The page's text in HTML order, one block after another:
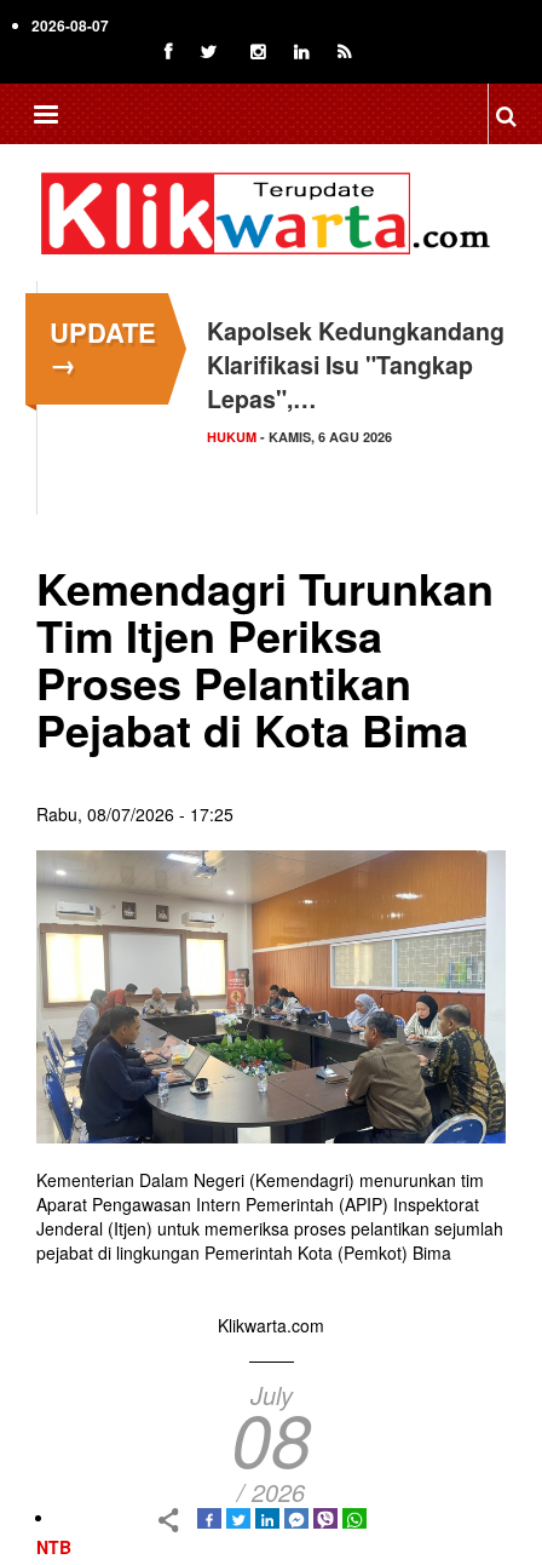
to
content
2026-08-07
UPDATE
→
Kapolsek Kedungkandang
Klarifikasi Isu "Tangkap
Lepas",…
HUKUM - KAMIS, 6 AGU 2026
Kemendagri Turunkan
Tim Itjen Periksa
Proses Pelantikan
Pejabat di Kota Bima
Rabu, 08/07/2026 - 17:25
Kementerian Dalam Negeri (Kemendagri) menurunkan tim
Aparat Pengawasan Intern Pemerintah (APIP) Inspektorat
Jenderal (Itjen) untuk memeriksa proses pelantikan sejumlah
pejabat di lingkungan Pemerintah Kota (Pemkot) Bima
Klikwarta.com
July
08
/ 2026
NTB